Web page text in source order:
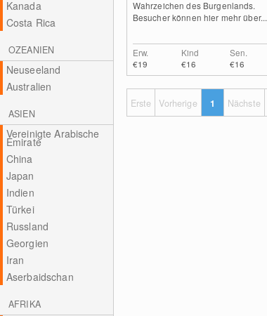
Kanada
Costa Rica
OZEANIEN
Neuseeland
Australien
ASIEN
Vereinigte Arabische
Emirate
China
Japan
Indien
Türkei
Russland
Georgien
Iran
Aserbaidschan
AFRIKA
Wahrzeichen des Burgenlands.
Besucher können hier mehr über...
Erw.
€19
Kind
€16
Sen.
€16
Erste Vorherige 1 Nächste